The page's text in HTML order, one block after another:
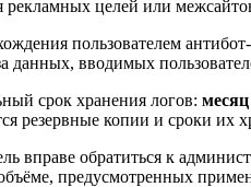
рекламных целей или
пользователем
данных, вводимых
срок хранения логов: месяц
резервные копии и сроки их
вправе обратиться к
предусмотренных